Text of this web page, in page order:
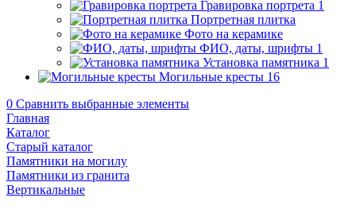
Гравировка портрета 1
Портретная плитка
Фото на керамике
ФИО, даты, шрифты 1
Установка памятника 1
Могильные кресты 16
0 Сравнить выбранные элементы
Главная
Каталог
Старый каталог
Памятники на могилу
Памятники из гранита
Вертикальные